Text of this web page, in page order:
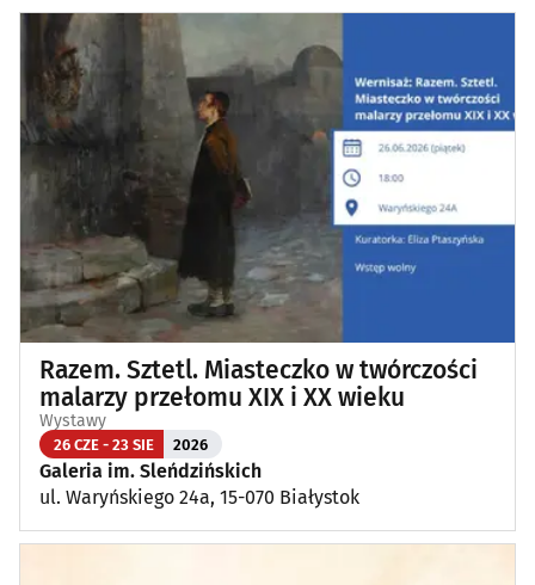
Razem. Sztetl. Miasteczko w twórczości
malarzy przełomu XIX i XX wieku
Wystawy
26 CZE - 23 SIE 2026
Galeria im. Sleńdzińskich
ul. Waryńskiego 24a, 15-070 Białystok